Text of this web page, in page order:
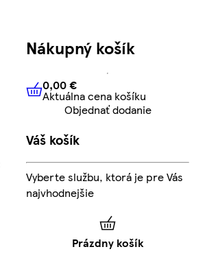
Nákupný košík
0,00 € Aktuálna cena košíku
0,00 €
Aktuálna cena košíku
Objednať dodanie
Váš košík
Vyberte službu, ktorá je pre Vás
najvhodnejšie
Prázdny košík